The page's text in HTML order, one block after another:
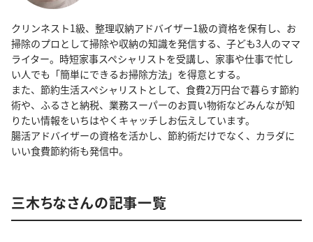
クリンネスト1級、整理収納アドバイザー1級の資格を保有し、お
掃除のプロとして掃除や収納の知識を発信する、子ども3人のママ
ライター。時短家事スペシャリストを受講し、家事や仕事で忙し
い人でも「簡単にできるお掃除方法」を得意とする。
また、節約生活スペシャリストとして、食費2万円台で暮らす節約
術や、ふるさと納税、業務スーパーのお買い物術などみんなが知
りたい情報をいちはやくキャッチしお伝えしています。
腸活アドバイザーの資格を活かし、節約術だけでなく、カラダに
いい食費節約術も発信中。
三木ちなさんの記事一覧